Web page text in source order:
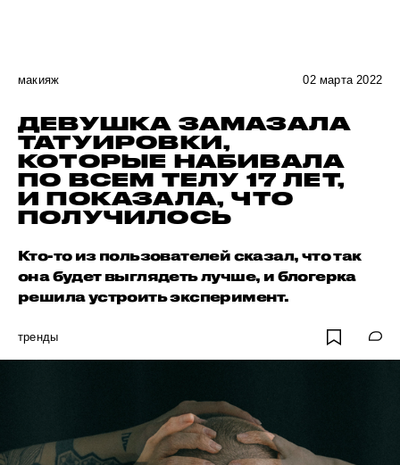
макияж 02 марта 2022
ДЕВУШКА ЗАМАЗАЛА
ТАТУИРОВКИ,
КОТОРЫЕ НАБИВАЛА
ПО ВСЕМ ТЕЛУ 17 ЛЕТ,
И ПОКАЗАЛА, ЧТО
ПОЛУЧИЛОСЬ
Кто-то из пользователей сказал, что так
она будет выглядеть лучше, и блогерка
решила устроить эксперимент.
тренды